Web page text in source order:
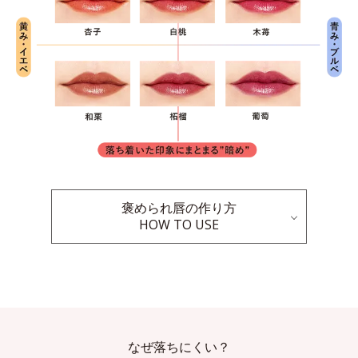
褒められ唇の作り方
HOW TO USE
なぜ落ちにくい？